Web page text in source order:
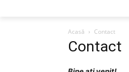
Acasă Contact
Contact